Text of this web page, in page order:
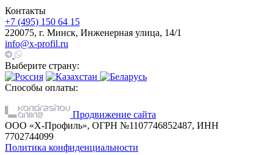
Контакты
+7 (495) 150 64 15
220075, г. Минск, Инженерная улица, 14/1
info@x-profil.ru
Выберите страну:
Способы оплаты:
Продвижение сайта
ООО «Х-Профиль», ОГРН №1107746852487, ИНН
7702744099
Политика конфиденциальности